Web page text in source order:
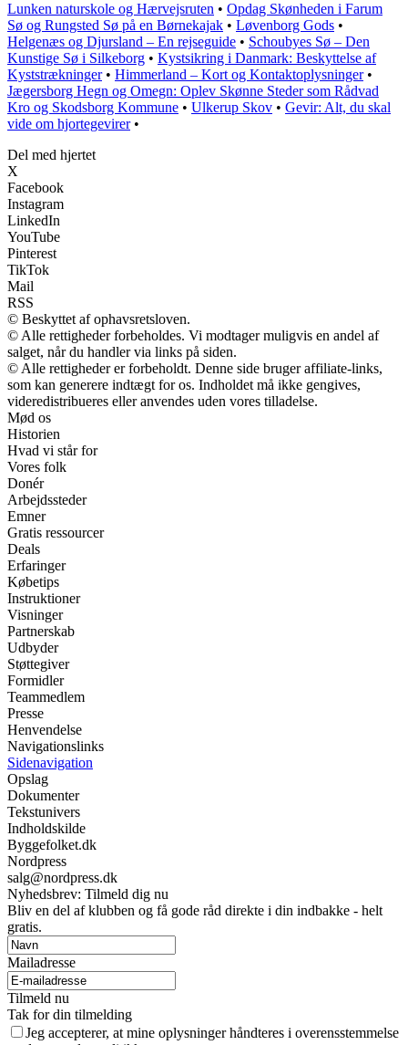
Lunken naturskole og Hærvejsruten • Opdag Skønheden i Farum
Sø og Rungsted Sø på en Børnekajak • Løvenborg Gods •
Helgenæs og Djursland – En rejseguide • Schoubyes Sø – Den
Kunstige Sø i Silkeborg • Kystsikring i Danmark: Beskyttelse af
Kyststrækninger• Himmerland – Kort og Kontaktoplysninger•
Jægersborg Hegn og Omegn: Oplev Skønne Steder som Rådvad
Kro og Skodsborg Kommune • Ulkerup Skov • Gevir: Alt, du skal
vide om hjortegevirer•
Del med hjertet
X
Facebook
Instagram
LinkedIn
YouTube
Pinterest
TikTok
Mail
RSS
© Beskyttet af ophavsretsloven.
© Alle rettigheder forbeholdes. Vi modtager muligvis en andel af
salget, når du handler via links på siden.
© Alle rettigheder er forbeholdt. Denne side bruger affiliate-links,
som kan generere indtægt for os. Indholdet må ikke gengives,
videredistribueres eller anvendes uden vores tilladelse.
Mød os
Historien
Hvad vi står for
Vores folk
Donér
Arbejdssteder
Emner
Gratis ressourcer
Deals
Erfaringer
Købetips
Instruktioner
Visninger
Partnerskab
Udbyder
Støttegiver
Formidler
Teammedlem
Presse
Henvendelse
Navigationslinks
Sidenavigation
Opslag
Dokumenter
Tekstunivers
Indholdskilde
Byggefolket.dk
Nordpress
salg@nordpress.dk
Nyhedsbrev: Tilmeld dig nu
Bliv en del af klubben og få gode råd direkte i din indbakke - helt
gratis.
Mailadresse
Tilmeld nu
Tak for din tilmelding
Jeg accepterer, at mine oplysninger håndteres i overensstemmelse